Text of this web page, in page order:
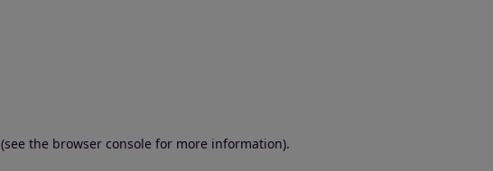
(see the browser console for more information).